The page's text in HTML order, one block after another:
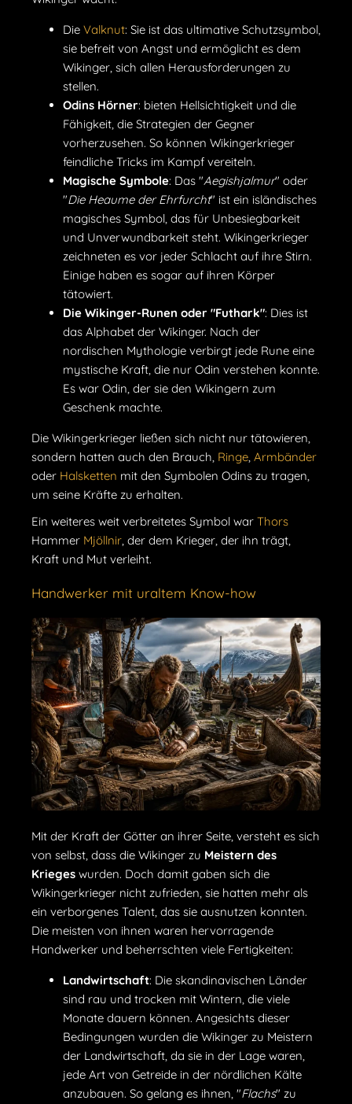
Die Valknut: Sie ist das ultimative Schutzsymbol,
sie befreit von Angst und ermöglicht es dem
Wikinger, sich allen Herausforderungen zu
stellen.
Odins Hörner: bieten Hellsichtigkeit und die
Fähigkeit, die Strategien der Gegner
vorherzusehen. So können Wikingerkrieger
feindliche Tricks im Kampf vereiteln.
Magische Symbole: Das "Aegishjalmur" oder
"Die Heaume der Ehrfurcht" ist ein isländisches
magisches Symbol, das für Unbesiegbarkeit
und Unverwundbarkeit steht. Wikingerkrieger
zeichneten es vor jeder Schlacht auf ihre Stirn.
Einige haben es sogar auf ihren Körper
tätowiert.
Die Wikinger-Runen oder "Futhark": Dies ist
das Alphabet der Wikinger. Nach der
nordischen Mythologie verbirgt jede Rune eine
mystische Kraft, die nur Odin verstehen konnte.
Es war Odin, der sie den Wikingern zum
Geschenk machte.
Die Wikingerkrieger ließen sich nicht nur tätowieren,
sondern hatten auch den Brauch, Ringe Armbänder
oder Halsketten mit den Symbolen Odins zu tragen,
um seine Kräfte zu erhalten.
Ein weiteres weit verbreitetes Symbol war Thors
Hammer Mjöllnir , der dem Krieger, der ihn trägt,
Kraft und Mut verleiht.
Handwerker mit uraltem Know-how
Mit der Kraft der Götter an ihrer Seite, versteht es sich
von selbst, dass die Wikinger zu Meistern des
Krieges wurden. Doch damit gaben sich die
Wikingerkrieger nicht zufrieden, sie hatten mehr als
ein verborgenes Talent, das sie ausnutzen konnten.
Die meisten von ihnen waren hervorragende
Handwerker und beherrschten viele Fertigkeiten:
Landwirtschaft: Die skandinavischen Länder
sind rau und trocken mit Wintern, die viele
Monate dauern können. Angesichts dieser
Bedingungen wurden die Wikinger zu Meistern
der Landwirtschaft, da sie in der Lage waren,
jede Art von Getreide in der nördlichen Kälte
anzubauen. So gelang es ihnen, "Flachs" zu